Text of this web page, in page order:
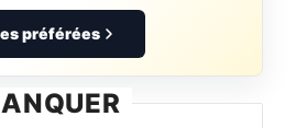
préférées